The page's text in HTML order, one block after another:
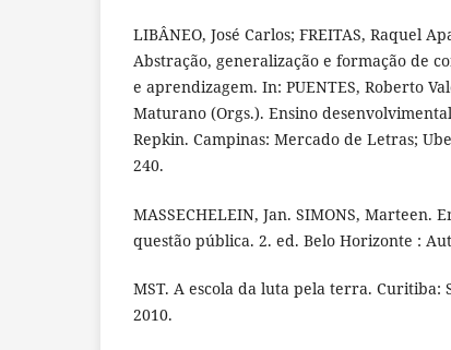
LIBÂNEO, José Carlos; FREITAS, Raquel
Abstração, generalização e formação de
e aprendizagem. In: PUENTES, Roberto
Maturano (Orgs.). Ensino
Repkin. Campinas: Mercado de Letras;
240.
MASSECHELEIN, Jan. SIMONS, Marteen.
questão pública. 2. ed. Belo Horizonte :
MST. A escola da luta pela terra. Curitiba:
2010.